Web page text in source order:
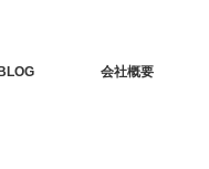
会社概要